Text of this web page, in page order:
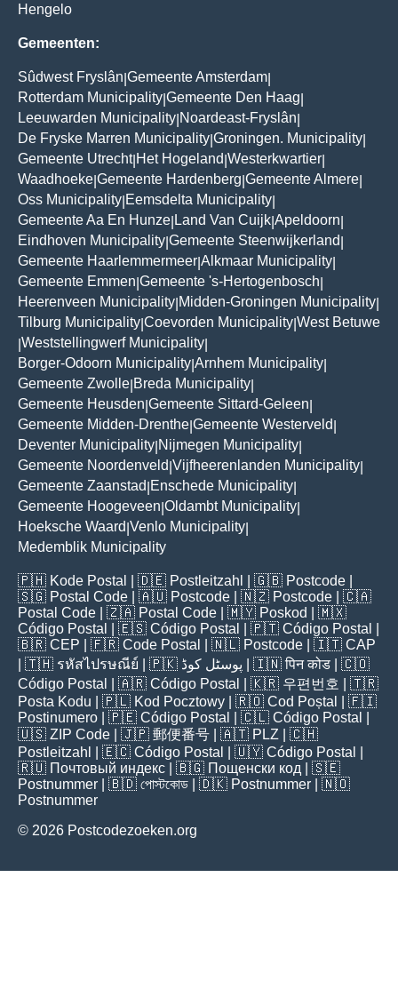
Hengelo
Gemeenten:
Sûdwest Fryslân Gemeente Amsterdam
Rotterdam Municipality Gemeente Den Haag
Leeuwarden Municipality Noardeast-Fryslân
De Fryske Marren Municipality Groningen. Municipality
Gemeente Utrecht| Het Hogeland Westerkwartier
Waadhoeke Gemeente Hardenberg Gemeente Almere
Oss Municipality Eemsdelta Municipality
Gemeente Aa En Hunze Land Van Cuijk Apeldoorn
Eindhoven Municipality Gemeente Steenwijkerland
Gemeente Haarlemmermeer Alkmaar Municipality
Gemeente Emmen Gemeente 's-Hertogenbosch
Heerenveen Municipality Midden-Groningen Municipality
Tilburg Municipality Coevorden Municipality West Betuwe
Weststellingwerf Municipality
Borger-Odoorn Municipality Arnhem Municipality
Gemeente Zwolle Breda Municipality
Gemeente Heusden Gemeente Sittard-Geleen
Gemeente Midden-Drenthe Gemeente Westerveld
Deventer Municipality Nijmegen Municipality
Gemeente Noordenveld Vijfheerenlanden Municipality
Gemeente Zaanstad Enschede Municipality
Gemeente Hoogeveen Oldambt Municipality
Hoeksche Waard Venlo Municipality
Medemblik Municipality
🇵🇭 Kode Postal | 🇩🇪 Postleitzahl | 🇬🇧 Postcode
🇸🇬 Postal Code | 🇦🇺 Postcode | 🇳🇿 Postcode | 🇨🇦
Postal Code | 🇿🇦 Postal Code | 🇲🇾 Poskod
| 🇲🇽
Código Postal
| 🇪🇸 Código Postal | 🇵🇹 Código Postal
🇧🇷 CEP | 🇫🇷 Code Postal | 🇳🇱 Postcode | 🇮🇹 CAP
| 🇹🇭 รหัสไปรษณีย์ | 🇵🇰 پوسٹل کوڈ | 🇮🇳पिन कोड | 🇨🇴
Código Postal
| 🇦🇷 Código Postal | 🇰🇷 우편번호
| 🇹🇷
Posta Kodu | 🇵🇱 Kod Pocztowy | 🇷🇴 Cod Poștal
| 🇫🇮
Postinumero | 🇵🇪 Código Postal | 🇨🇱 Código Postal
🇺🇸 ZIP Code | 🇯🇵 郵便番号 | 🇦🇹 PLZ | 🇨🇭
Postleitzahl
| 🇪🇨 Código Postal | 🇺🇾 Código Postal
🇷🇺 Почтовый индекс | 🇧🇬 Пощенски код | 🇸🇪
Postnummer | 🇧🇩 পোস্টকোড | 🇩🇰 Postnummer | 🇳🇴
Postnummer
© 2026 Postcodezoeken.org